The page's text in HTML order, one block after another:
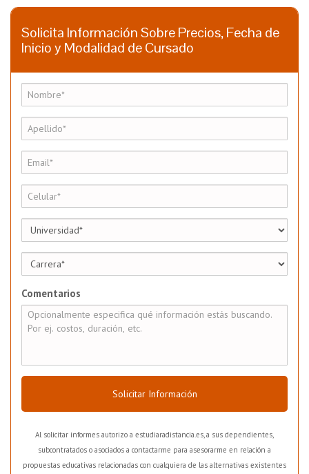
Solicita Información Sobre Precios, Fecha de
Inicio y Modalidad de Cursado
Comentarios
Solicitar Información
Al solicitar informes autorizo a estudiaradistancia.es, a sus dependientes,
subcontratados o asociados a contactarme para asesorarme en relación a
propuestas educativas relacionadas con cualquiera de las alternativas existentes